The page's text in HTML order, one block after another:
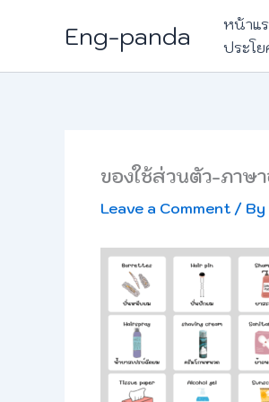
Eng-panda หน้าแ
ประโ
ของใช้ส่วนตัว-ภาษ
Leave a Comment / By